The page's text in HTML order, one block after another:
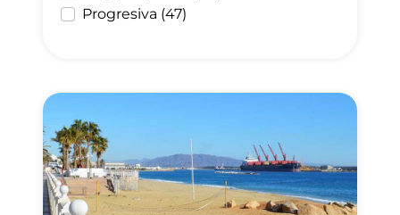
Progresiva (47)